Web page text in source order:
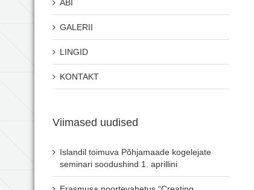
ABI
GALERII
LINGID
KONTAKT
Viimased uudised
Islandil toimuva Põhjamaade kogelejate
seminari soodushind 1. aprillini